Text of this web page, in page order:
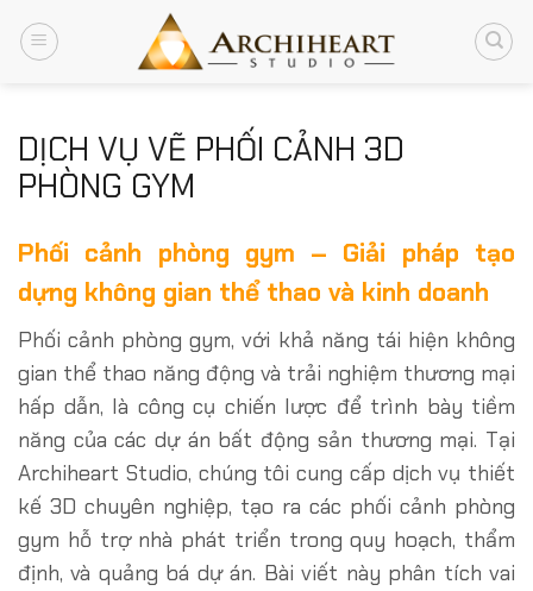
đến
DỊCH VỤ VẼ PHỐI CẢNH 3D
PHÒNG GYM
Phối cảnh phòng gym – Giải pháp tạo
dựng không gian thể thao và kinh doanh
Phối cảnh phòng gym, với khả năng tái hiện không
gian thể thao năng động và trải nghiệm thương mại
hấp dẫn, là công cụ chiến lược để trình bày tiềm
năng của các dự án bất động sản thương mại. Tại
Archiheart Studio, chúng tôi cung cấp dịch vụ thiết
kế 3D chuyên nghiệp, tạo ra các phối cảnh phòng
gym hỗ trợ nhà phát triển trong quy hoạch, thẩm
định, và quảng bá dự án. Bài viết này phân tích vai